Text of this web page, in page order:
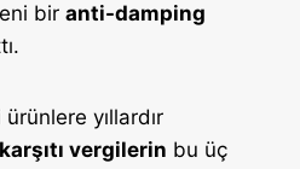
bir anti-damping
yıllardır
vergilerin bu üç